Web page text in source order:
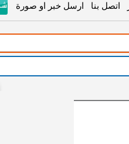
اتصل بنا ارسل خبر او صورة